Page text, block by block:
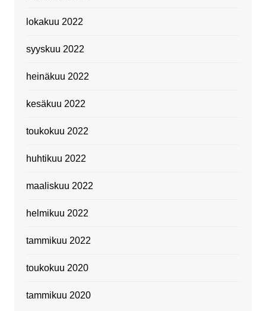
lokakuu 2022
syyskuu 2022
heinäkuu 2022
kesäkuu 2022
toukokuu 2022
huhtikuu 2022
maaliskuu 2022
helmikuu 2022
tammikuu 2022
toukokuu 2020
tammikuu 2020